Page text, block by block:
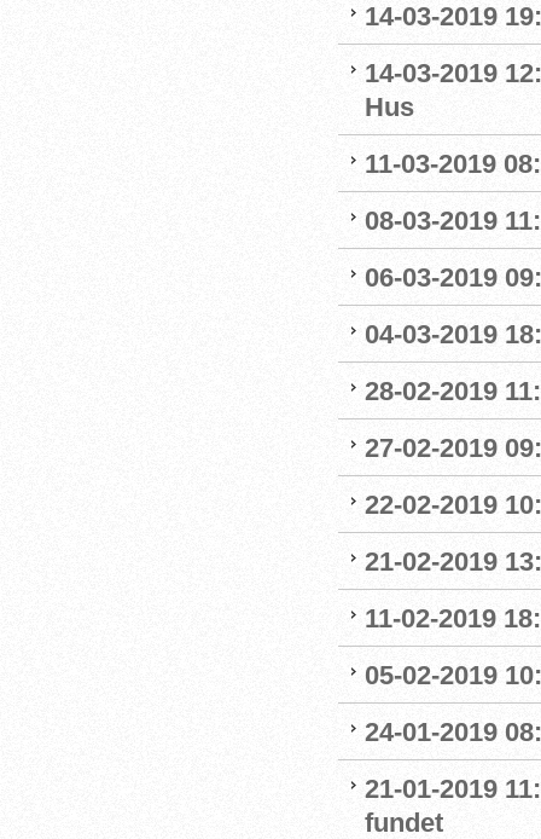
14-03-2019
14-03-2019
Hus
11-03-2019
08-03-2019
06-03-2019
04-03-2019
28-02-2019
27-02-2019
22-02-2019
21-02-2019
11-02-2019
05-02-2019
24-01-2019
21-01-2019
fundet